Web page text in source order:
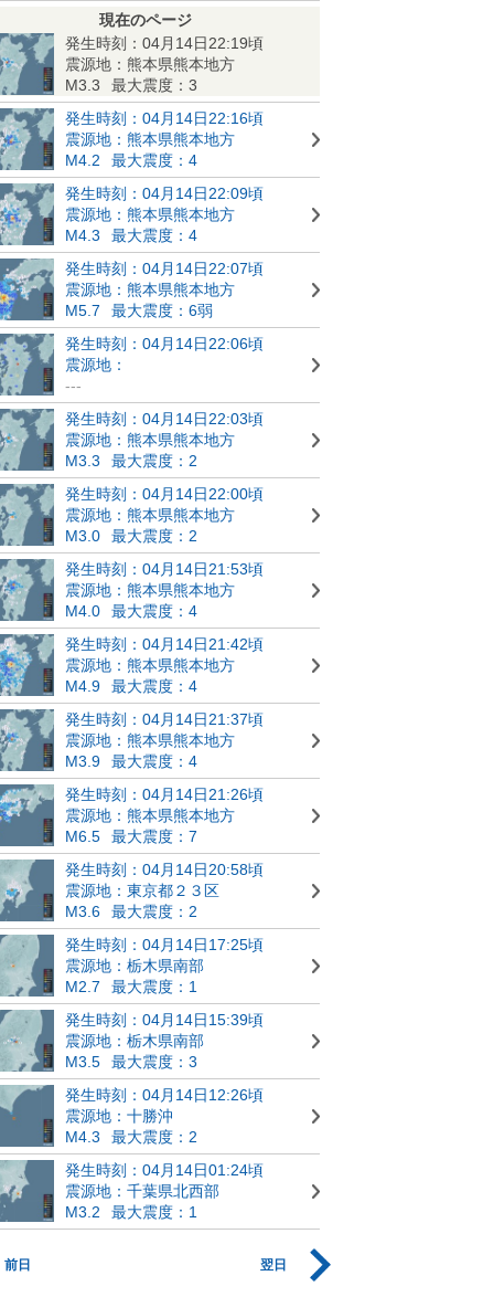
現在のページ
発生時刻：04月14日22:19頃
震源地：熊本県熊本地方
M3.3
最大震度：3
発生時刻：04月14日22:16頃
震源地：熊本県熊本地方
M4.2
最大震度：4
発生時刻：04月14日22:09頃
震源地：熊本県熊本地方
M4.3
最大震度：4
発生時刻：04月14日22:07頃
震源地：熊本県熊本地方
M5.7
最大震度：6弱
発生時刻：04月14日22:06頃
震源地：
---
発生時刻：04月14日22:03頃
震源地：熊本県熊本地方
M3.3
最大震度：2
発生時刻：04月14日22:00頃
震源地：熊本県熊本地方
M3.0
最大震度：2
発生時刻：04月14日21:53頃
震源地：熊本県熊本地方
M4.0
最大震度：4
発生時刻：04月14日21:42頃
震源地：熊本県熊本地方
M4.9
最大震度：4
発生時刻：04月14日21:37頃
震源地：熊本県熊本地方
M3.9
最大震度：4
発生時刻：04月14日21:26頃
震源地：熊本県熊本地方
M6.5
最大震度：7
発生時刻：04月14日20:58頃
震源地：東京都２３区
M3.6
最大震度：2
発生時刻：04月14日17:25頃
震源地：栃木県南部
M2.7
最大震度：1
発生時刻：04月14日15:39頃
震源地：栃木県南部
M3.5
最大震度：3
発生時刻：04月14日12:26頃
震源地：十勝沖
M4.3
最大震度：2
発生時刻：04月14日01:24頃
震源地：千葉県北西部
M3.2
最大震度：1
前日 翌日